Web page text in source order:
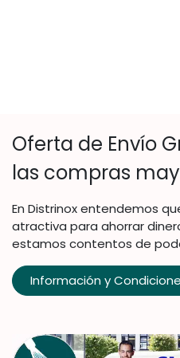
Oferta de Envío
las compras
En Distrinox entendemos
atractiva para ahorrar
estamos contentos de
Información y